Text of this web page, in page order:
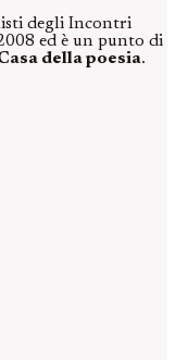
degli Incontri
ed è un punto di
della poesia.